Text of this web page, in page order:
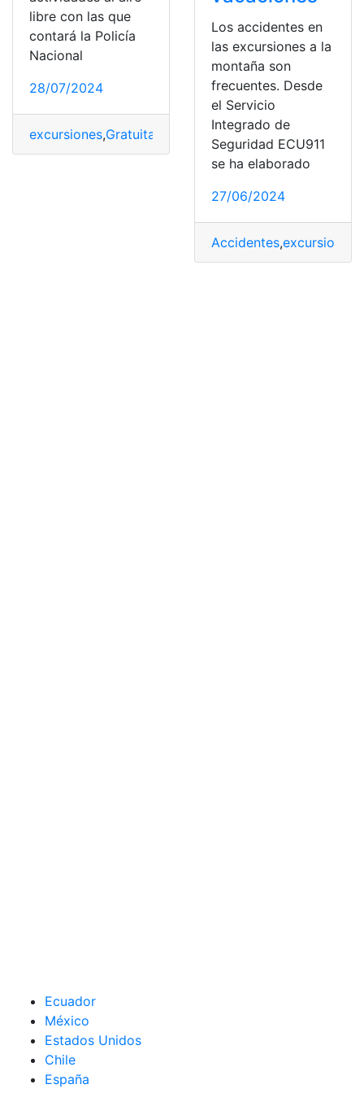
libre con las que
contará la Policía
Nacional
28/07/2024
excursiones,Gratuitas Montaña,participar,puedes
Los accidentes en
las excursiones a la
montaña son
frecuentes. Desde
el Servicio
Integrado de
Seguridad ECU911
se ha elaborado
27/06/2024
Accidentes,excursiones
Ecuador
México
Estados Unidos
Chile
España